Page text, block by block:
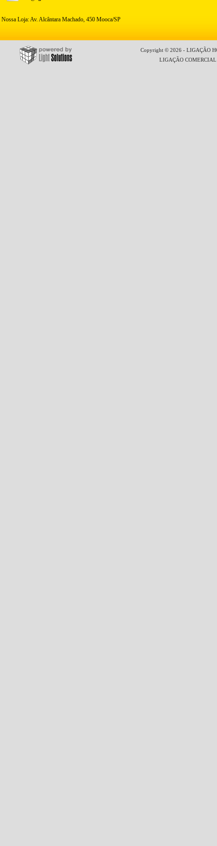
Nossa Loja: Av. Alcântara Machado, 450 Mooca/SP
Copyright © 2026 - LIGAÇÃO
LIGAÇÃO